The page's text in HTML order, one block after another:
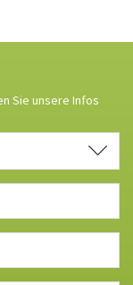
Sie unsere Infos